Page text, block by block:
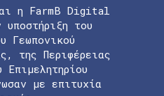
η FarmB Digital
του
Γεωπονικού
της Περιφέρειας
με επιτυχία